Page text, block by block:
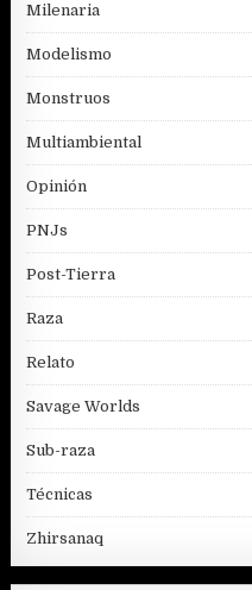
Milenaria
Modelismo
Monstruos
Multiambiental
Opinión
PNJs
Post-Tierra
Raza
Relato
Savage Worlds
Sub-raza
Técnicas
Zhirsanaq